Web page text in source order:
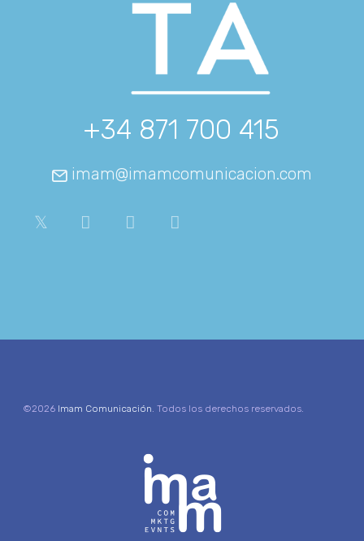
+34 871 700 415
imam@imamcomunicacion.com
©2026 Imam Comunicación. Todos los derechos reservados.